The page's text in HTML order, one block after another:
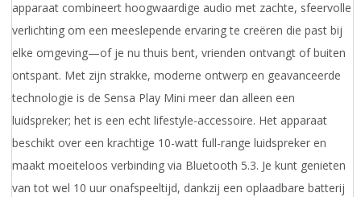
apparaat combineert hoogwaardige audio met zachte, sfeervolle
verlichting om een meeslepende ervaring te creëren die past bij
elke omgeving—of je nu thuis bent, vrienden ontvangt of buiten
ontspant. Met zijn strakke, moderne ontwerp en geavanceerde
technologie is de Sensa Play Mini meer dan alleen een
luidspreker; het is een echt lifestyle-accessoire. Het apparaat
beschikt over een krachtige 10-watt full-range luidspreker en
maakt moeiteloos verbinding via Bluetooth 5.3. Je kunt genieten
van tot wel 10 uur onafspeeltijd, dankzij een oplaadbare batterij